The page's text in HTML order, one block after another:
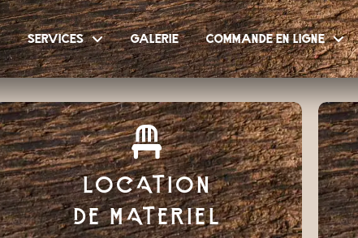
services galerie commande en ligne
LOCATION
DE MATERIEL